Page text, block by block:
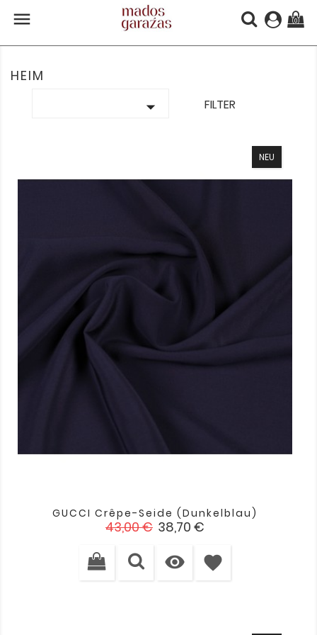
 (0)
HEIM
 FILTER
NEU
GUCCI Crêpe-Seide (dunkelblau)
Verkaufspreis
43,00 € Preis
38,70 €
 favorite